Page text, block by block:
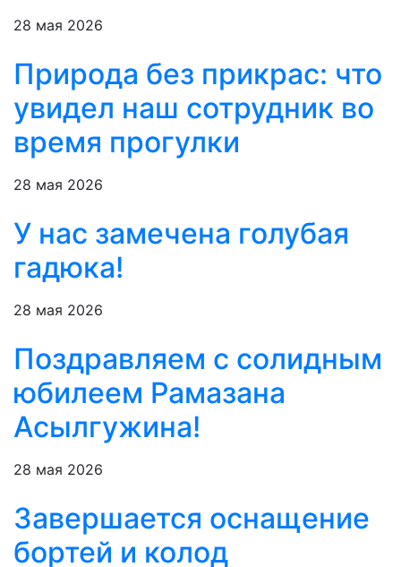
28 мая 2026
Природа без прикрас: что
увидел наш сотрудник во
время прогулки
28 мая 2026
У нас замечена голубая
гадюка!
28 мая 2026
Поздравляем с солидным
юбилеем Рамазана
Асылгужина!
28 мая 2026
Завершается оснащение
бортей и колод